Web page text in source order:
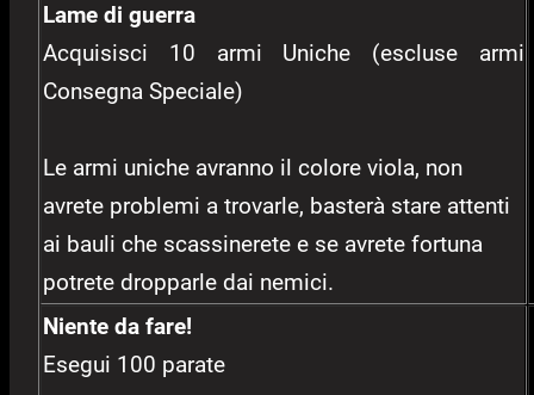
Lame di guerra
Acquisisci 10 armi Uniche (escluse armi
Consegna Speciale)
Le armi uniche avranno il colore viola, non
avrete problemi a trovarle, basterà stare attenti
ai bauli che scassinerete e se avrete fortuna
potrete dropparle dai nemici.
Niente da fare!
Esegui 100 parate